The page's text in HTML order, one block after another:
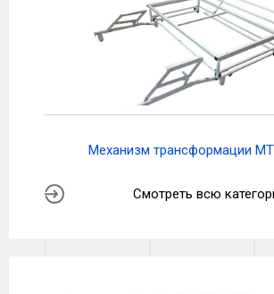
Механизм трансформации
Смотреть всю